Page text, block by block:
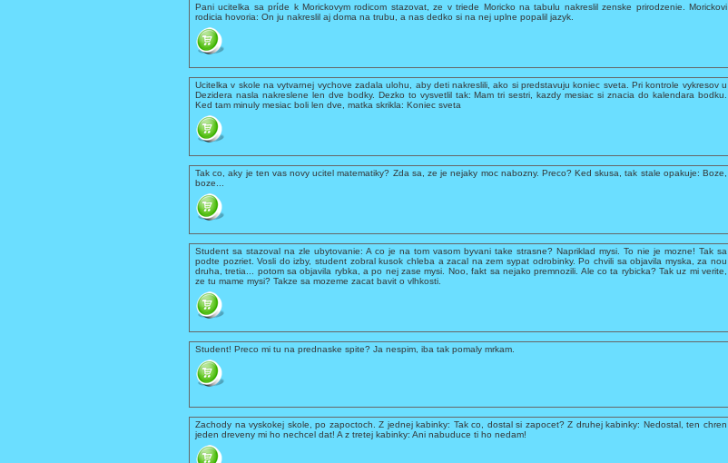
Pani ucitelka sa príde k Morickovym rodicom stazovat, ze v triede Moricko na tabulu nakreslil zenske prirodzenie. Morickovi
rodicia hovoria: On ju nakreslil aj doma na trubu, a nas dedko si na nej uplne popalil jazyk.
Ucitelka v skole na vytvarnej vychove zadala ulohu, aby deti nakreslili, ako si predstavuju koniec sveta. Pri kontrole vykresov u
Dezidera nasla nakreslene len dve bodky. Dezko to vysvetlil tak: Mam tri sestri, kazdy mesiac si znacia do kalendara bodku.
Ked tam minuly mesiac boli len dve, matka skrikla: Koniec sveta
Tak co, aky je ten vas novy ucitel matematiky? Zda sa, ze je nejaky moc nabozny. Preco? Ked skusa, tak stale opakuje: Boze,
boze...
Student sa stazoval na zle ubytovanie: A co je na tom vasom byvani take strasne? Napriklad mysi. To nie je mozne! Tak sa
podte pozriet. Vosli do izby, student zobral kusok chleba a zacal na zem sypat odrobinky. Po chvili sa objavila myska, za nou
druha, tretia... potom sa objavila rybka, a po nej zase mysi. Noo, fakt sa nejako premnozili. Ale co ta rybicka? Tak uz mi verite,
ze tu mame mysi? Takze sa mozeme zacat bavit o vlhkosti.
Student! Preco mi tu na prednaske spite? Ja nespim, iba tak pomaly mrkam.
Zachody na vyskokej skole, po zapoctoch. Z jednej kabinky: Tak co, dostal si zapocet? Z druhej kabinky: Nedostal, ten chren
jeden dreveny mi ho nechcel dat! A z tretej kabinky: Ani nabuduce ti ho nedam!